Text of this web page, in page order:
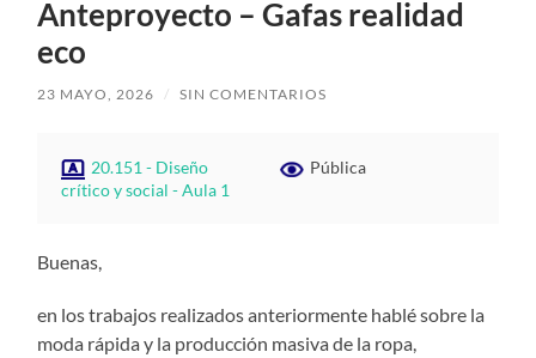
Anteproyecto – Gafas realidad
eco
23 MAYO, 2026 / SIN COMENTARIOS
20.151 - Diseño
crítico y social - Aula 1
Pública
Buenas,
en los trabajos realizados anteriormente hablé sobre la
moda rápida y la producción masiva de la ropa,